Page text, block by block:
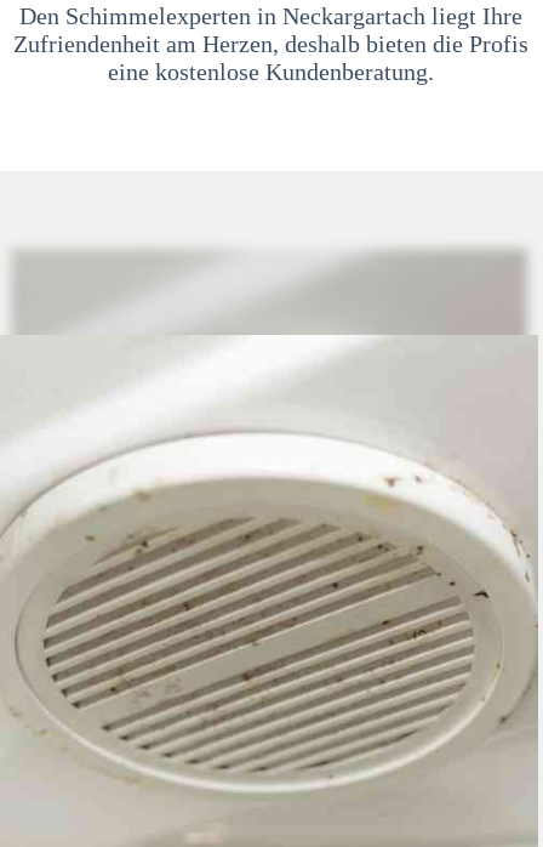
Den Schimmelexperten in Neckargartach liegt Ihre
Zufriendenheit am Herzen, deshalb bieten die Profis
eine kostenlose Kundenberatung.